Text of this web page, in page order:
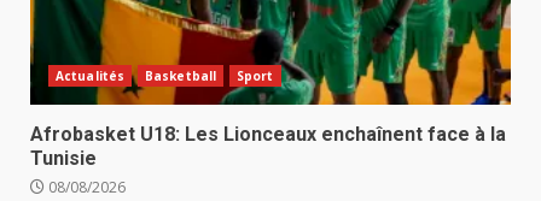
Actualités Basketball Sport
Afrobasket U18: Les Lionceaux enchaînent face à la
Tunisie
08/08/2026